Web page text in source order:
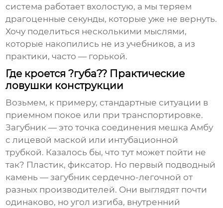
система работает вхолостую, а мы теряем
драгоценные секунды, которые уже не вернуть.
Хочу поделиться несколькими мыслями,
которые накопились не из учебников, а из
практики, часто — горькой.
Где кроется ?губа?? Практические
ловушки конструкции
Возьмем, к примеру, стандартные ситуации в
приемном покое или при транспортировке.
Загубник — это точка соединения мешка Амбу
с лицевой маской или интубационной
трубкой. Казалось бы, что тут может пойти не
так? Пластик, фиксатор. Но первый подводный
камень —загубник сердечно-легочной от
разных производителей. Они выглядят почти
одинаково, но угол изгиба, внутренний